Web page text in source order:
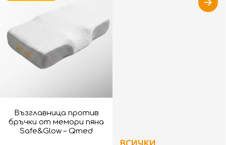
Възглавница против
бръчки от мемори пяна
Safe&Glow – Qmed